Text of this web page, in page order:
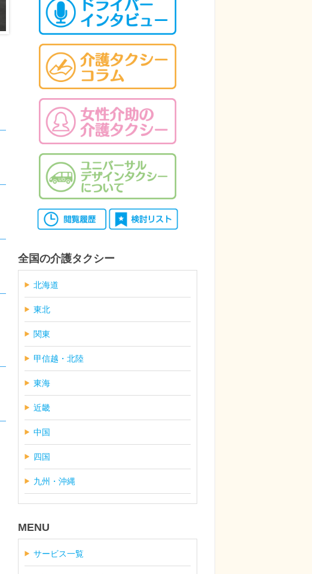
全国の介護タクシー
北海道
東北
関東
甲信越・北陸
東海
近畿
中国
四国
九州・沖縄
MENU
サービス一覧